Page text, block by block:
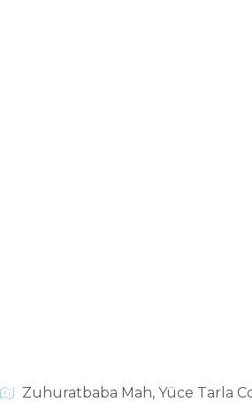
Zuhuratbaba Mah, Yüce Tarla